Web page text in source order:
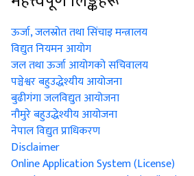
ऊर्जा, जलस्रोत तथा सिंचाइ मन्त्रालय
विद्युत नियमन आयोग
जल तथा ऊर्जा आयोगको सचिवालय
पञ्चेश्वर बहुउद्धेश्यीय आयोजना
बुढीगंगा जलविद्युत आयोजना
नौमुरे बहुउद्धेश्यीय आयोजना
नेपाल विद्युत प्राधिकरण
Disclaimer
Online Application System (License)